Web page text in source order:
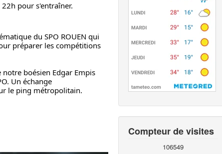
pour s'entraîner.
du SPO ROUEN qui
préparer les compétitions
boésien Edgar Empis
Un échange
le ping métropolitain.
Compteur de visites
106549